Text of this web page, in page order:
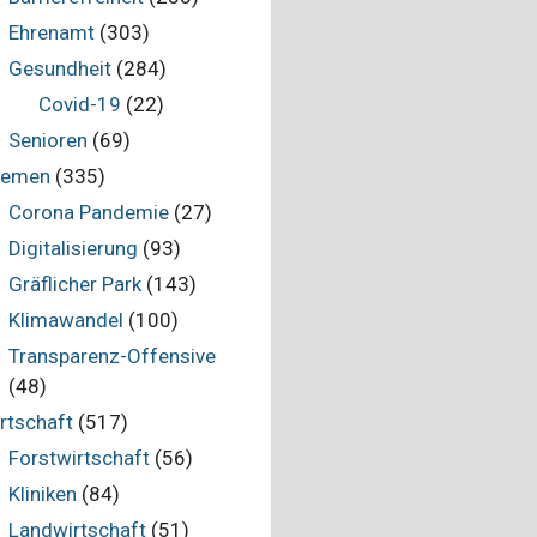
Ehrenamt(303)
Gesundheit(284)
Covid-19 (22)
Senioren (69)
(335)
Corona Pandemie(27)
Digitalisierung (93)
Gräflicher Park(143)
Klimawandel (100)
Transparenz-Offensive
(48)
(517)
Forstwirtschaft(56)
Kliniken (84)
Landwirtschaft(51)